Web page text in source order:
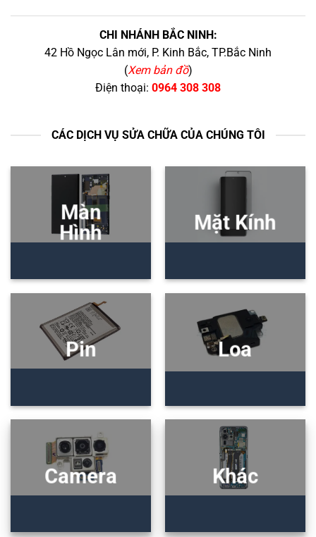
CHI NHÁNH BẮC NINH:
42 Hồ Ngọc Lân mới, P. Kinh Bắc, TP.Bắc Ninh
(Xem bản đồ)
Điện thoại: 0964 308 308
CÁC DỊCH VỤ SỬA CHỮA CỦA CHÚNG TÔI
Màn
Hình
Mặt Kính
Pin Loa
Camera Khác